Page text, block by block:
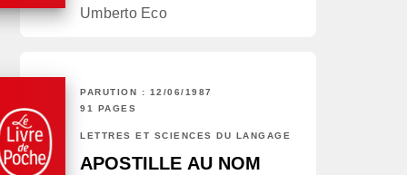
Umberto Eco
PARUTION : 12/06/1987
91 PAGES
LETTRES ET SCIENCES DU LANGAGE
APOSTILLE AU NOM